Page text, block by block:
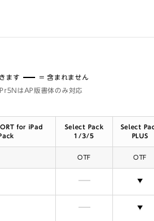
ます
= 含まれません
はAP版書体のみ対応
for iPad
Select Pack
1/3/5
Select
PLUS
OTF OTF
含まれません
含まれません